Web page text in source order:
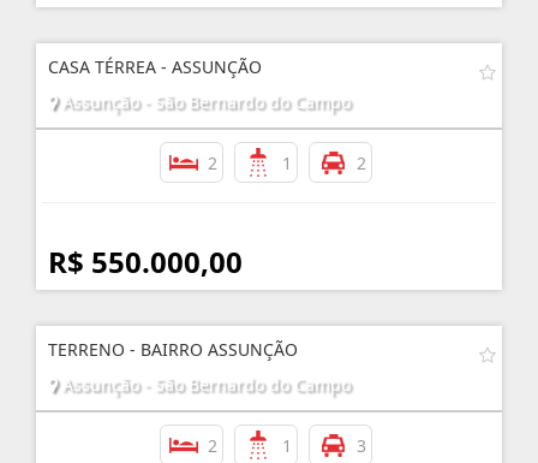
CASA TÉRREA - ASSUNÇÃO
Assunção - São Bernardo do Campo
2 1 2
R$ 550.000,00
TERRENO - BAIRRO ASSUNÇÃO
Assunção - São Bernardo do Campo
2 1 3